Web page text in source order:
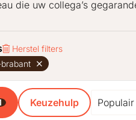
die uw collega’s
Herstel filters
Keuzehulp